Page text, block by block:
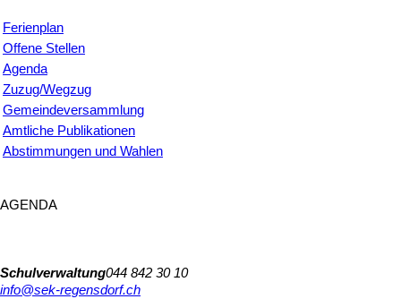
Ferienplan
Offene Stellen
Agenda
Zuzug/Wegzug
Gemeindeversammlung
Amtliche Publikationen
Abstimmungen und Wahlen
AGENDA
Schulverwaltung044 842 30 10
info@sek-regensdorf.ch